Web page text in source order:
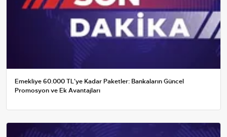
Emekliye 60.000 TL'ye Kadar Paketler: Bankaların Güncel
Promosyon ve Ek Avantajları